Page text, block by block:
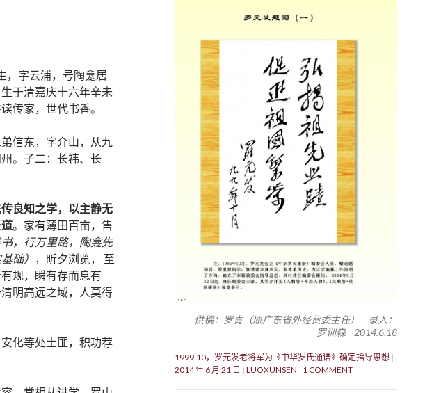
，字云浦，号陶龛居
于清嘉庆十六年辛未
传家，世代书香。
信东，字介山，从九
。子二：长祎、长
良知之学，以主静无
。家有薄田百亩，售
，行万里路，陶龛先
础） ，昕夕浏览， 至
规，瞬有存而息有
明高远之域，人莫得
化等处土匪，积功荐
供稿：罗青（原广东省外经贸委主任） 录入：
罗训森 2014.6.18
1999.10，罗元发老将军为《中华罗氏通谱》确定指导思想
2014 年 6 月 21 日
LUOXUNSEN 1 COMMENT